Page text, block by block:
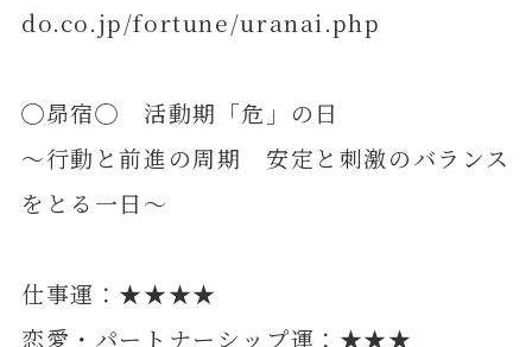
do.co.jp/fortune/uranai.php
◯昴宿◯ 活動期「危」の日
～行動と前進の周期 安定と刺激のバランス
をとる一日～
仕事運：★★★★
恋愛・パートナーシップ運：★★★